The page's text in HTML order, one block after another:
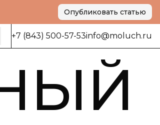
Опубликовать статью
+7 (843) 500-57-53info@moluch.ru